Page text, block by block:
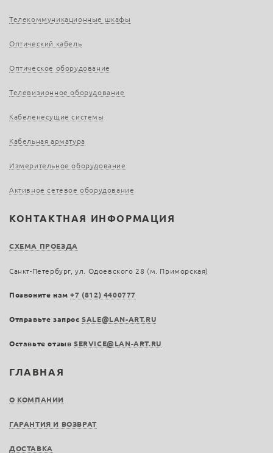
ГЛАВНАЯ
О КОМПАНИИ
ГАРАНТИЯ И ВОЗВРАТ
ДОСТАВКА
Телекоммуникационные шкафы
Оптический кабель
Оптическое оборудование
Телевизионное оборудование
Кабеленесущие системы
Кабельная арматура
Измерительное оборудование
Активное сетевое оборудование
КОНТАКТНАЯ ИНФОРМАЦИЯ
СХЕМА ПРОЕЗДА
Санкт-Петербург, ул. Одоевского 28 (м. Приморская)
Позвоните нам+7 (812) 4400777
Отправьте запросSALE@LAN-ART.RU
Оставьте отзыв SERVICE@LAN-ART.RU